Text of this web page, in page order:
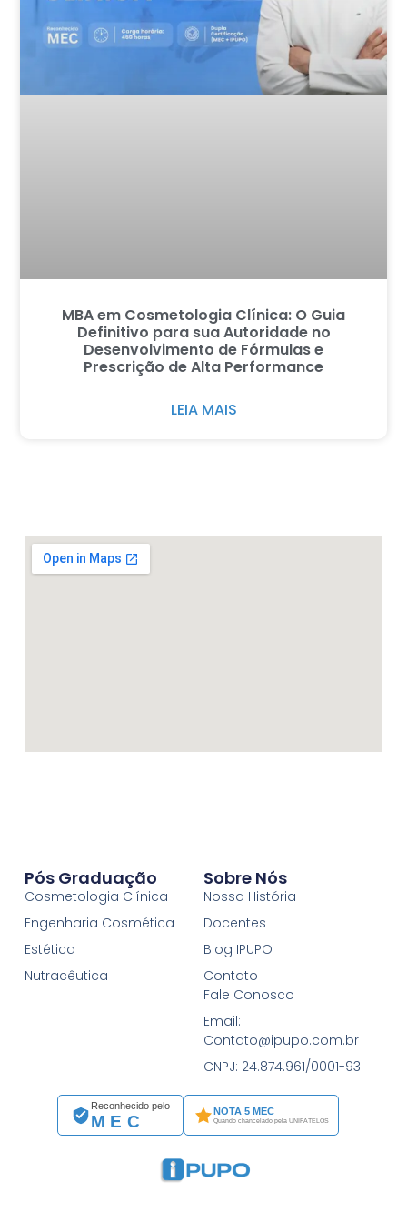
MBA em Cosmetologia Clínica: O Guia
Definitivo para sua Autoridade no
Desenvolvimento de Fórmulas e
Prescrição de Alta Performance
LEIA MAIS
Reconhecido pelo
MEC
NOTA 5 MEC
Quando chancelado pela UNIFATELOS
Pós Graduação
Cosmetologia Clínica
Engenharia Cosmética
Estética
Nutracêutica
Sobre Nós
Nossa História
Docentes
Blog IPUPO
Contato
Fale Conosco
Email:
Contato@ipupo.com.br
CNPJ: 24.874.961/0001-93